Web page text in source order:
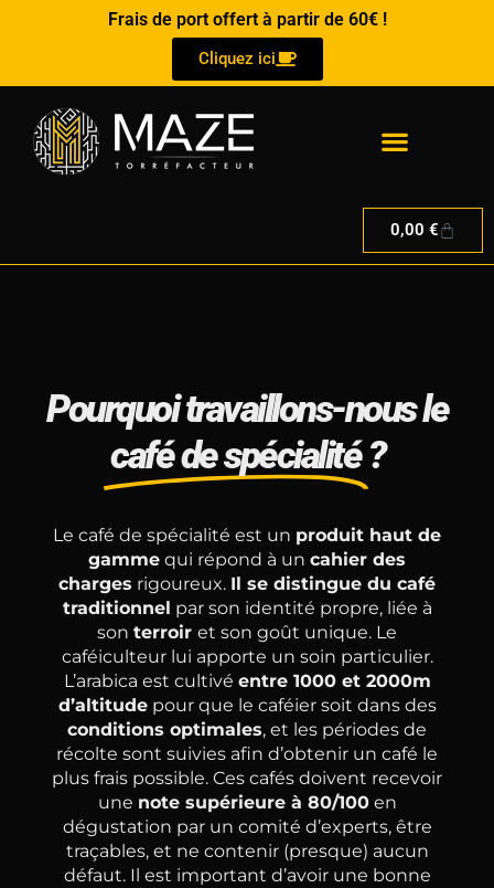
Frais de port offert à partir de 60€ !
Cliquez ici
0,00 €Panier
Pourquoi travaillons-nous le
café de spécialité ?
Le café de spécialité est un produit haut de
gamme qui répond à un cahier des
charges rigoureux. Il se distingue du café
traditionnel par son identité propre, liée à
son terroir et son goût unique. Le
caféiculteur lui apporte un soin particulier.
L’arabica est cultivé entre 1000 et 2000m
d’altitudepour que le caféier soit dans des
conditions optimales, et les périodes de
récolte sont suivies afin d’obtenir un café le
plus frais possible. Ces cafés doivent recevoir
une note supérieure à 80/100en
dégustation par un comité d’experts, être
traçables, et ne contenir (presque) aucun
défaut. Il est important d’avoir une bonne